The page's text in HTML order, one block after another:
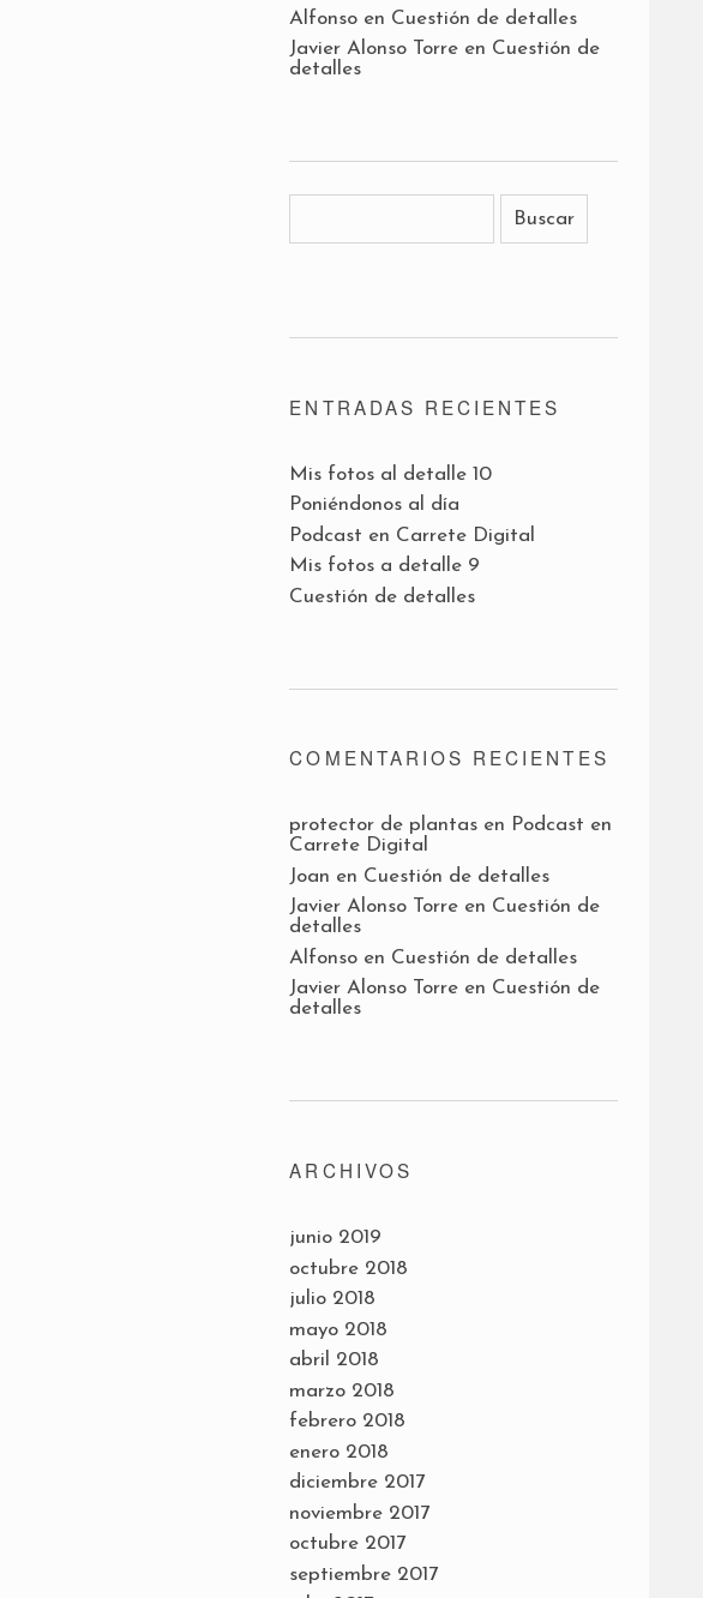
Alfonso en Cuestión de detalles
Javier Alonso Torre en Cuestión de
detalles
ENTRADAS RECIENTES
Mis fotos al detalle 10
Poniéndonos al día
Podcast en Carrete Digital
Mis fotos a detalle 9
Cuestión de detalles
COMENTARIOS RECIENTES
protector de plantas en Podcast en
Carrete Digital
Joan en Cuestión de detalles
Javier Alonso Torre en Cuestión de
detalles
Alfonso en Cuestión de detalles
Javier Alonso Torre en Cuestión de
detalles
ARCHIVOS
junio 2019
octubre 2018
julio 2018
mayo 2018
abril 2018
marzo 2018
febrero 2018
enero 2018
diciembre 2017
noviembre 2017
octubre 2017
septiembre 2017